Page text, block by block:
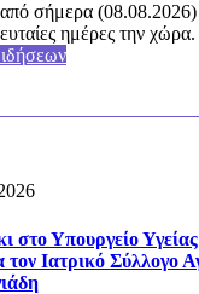
σήμερα (08.08.2026)
ημέρες την
στο Υπουργείο
τον Ιατρικό Σύλλογο